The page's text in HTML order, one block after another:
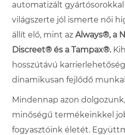
automatizált
világszerte jól ismerte női
állít elő, mint az Always®, a
Discreet® és a Tampax®.
hosszútávú
dinamikusan fejlődő
Mindennap azon
minőségű termékeinkkel
fogyasztóink életét.